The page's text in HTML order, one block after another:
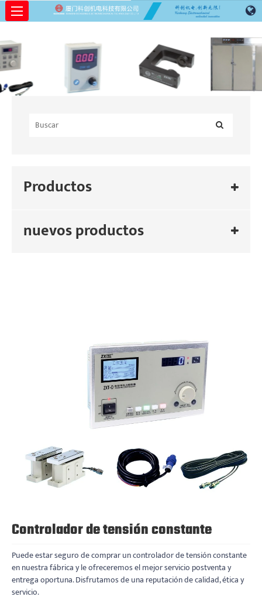
Productos
nuevos productos
Controlador de tensión constante
Puede estar seguro de comprar un controlador de tensión constante
en nuestra fábrica y le ofreceremos el mejor servicio postventa y
entrega oportuna. Disfrutamos de una reputación de calidad, ética y
servicio.